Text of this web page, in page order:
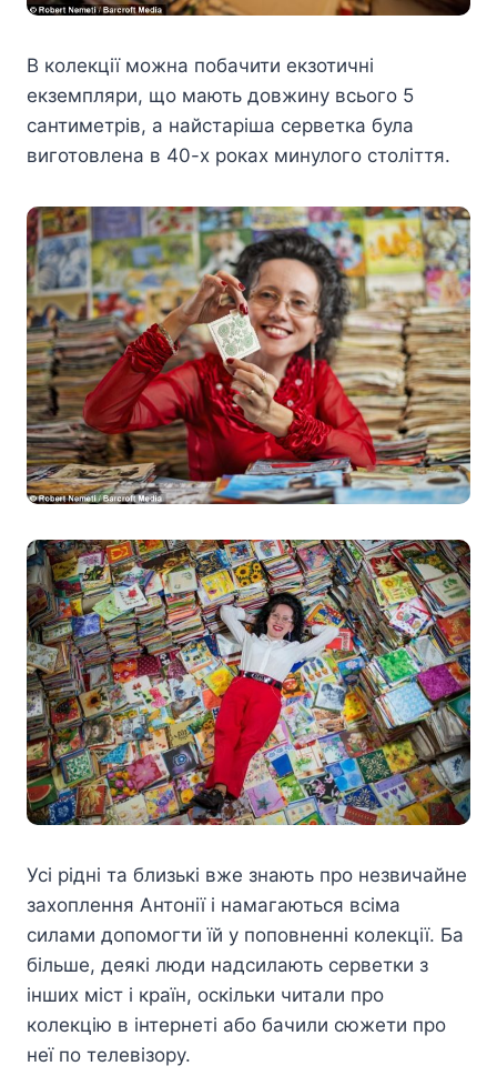
В колекції можна побачити екзотичні
екземпляри, що мають довжину всього 5
сантиметрів, а найстаріша серветка була
виготовлена в 40-х роках минулого століття.
Усі рідні та близькі вже знають про незвичайне
захоплення Антонії і намагаються всіма
силами допомогти їй у поповненні колекції. Ба
більше, деякі люди надсилають серветки з
інших міст і країн, оскільки читали про
колекцію в інтернеті або бачили сюжети про
неї по телевізору.